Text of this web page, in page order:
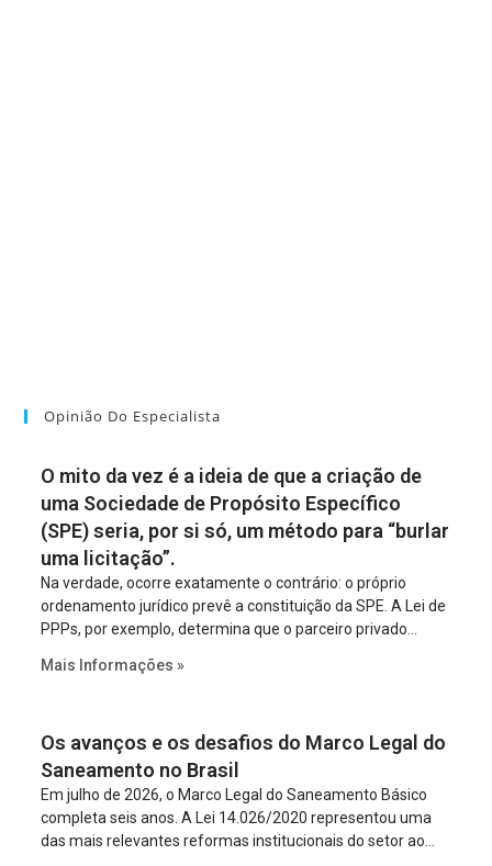
Opinião Do Especialista
O mito da vez é a ideia de que a criação de
uma Sociedade de Propósito Específico
(SPE) seria, por si só, um método para “burlar
uma licitação”.
Na verdade, ocorre exatamente o contrário: o próprio
ordenamento jurídico prevê a constituição da SPE. A Lei de
PPPs, por exemplo, determina que o parceiro privado
empreendimento. Ou seja, a suposta “fraude à licitação” é
projeto a projeto.
Mais Informações »
Os avanços e os desafios do Marco Legal do
Saneamento no Brasil
Em julho de 2026, o Marco Legal do Saneamento Básico
completa seis anos. A Lei 14.026/2020 representou uma
das mais relevantes reformas institucionais do setor ao